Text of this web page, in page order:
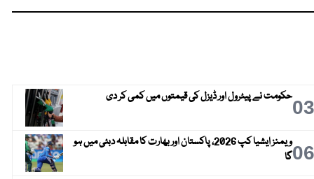
03حکومت نے پیٹرول اور ڈیزل کی قیمتوں میں کمی کر دی
06
ویمنز ایشیا کپ 2026، پاکستان اور بھارت کا مقابلہ دبئی میں ہو
گا